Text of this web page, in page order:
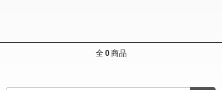
全 0 商品